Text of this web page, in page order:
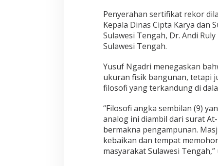
Penyerahan sertifikat rekor
Kepala Dinas Cipta Karya dan
Sulawesi Tengah, Dr. Andi
Sulawesi Tengah.
Yusuf Ngadri menegaskan
ukuran fisik bangunan, tetapi
filosofi yang terkandung di
“Filosofi angka sembilan (9)
analog ini diambil dari surat
bermakna pengampunan.
kebaikan dan tempat
masyarakat Sulawesi